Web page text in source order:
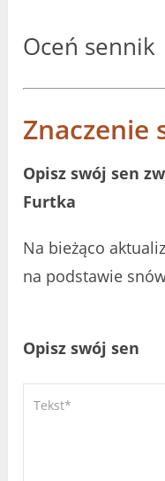
Oceń sennik
Znaczenie
Opisz swój sen
Furtka
Na bieżąco
na podstawie
Opisz swój sen